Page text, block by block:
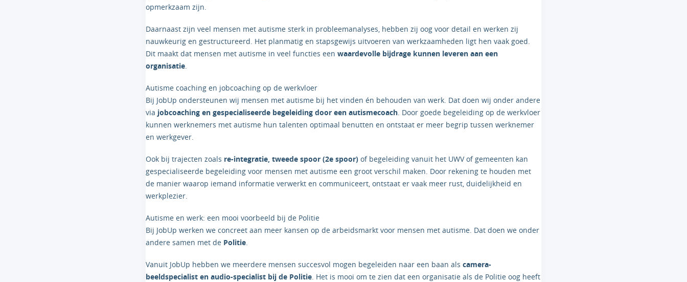
opmerkzaam zijn.
Daarnaast zijn veel mensen met autisme sterk in probleemanalyses, hebben zij oog voor detail en werken zij
nauwkeurig en gestructureerd. Het planmatig en stapsgewijs uitvoeren van werkzaamheden ligt hen vaak goed.
Dit maakt dat mensen met autisme in veel functies eenwaardevolle bijdrage kunnen leveren aan een
organisatie
Autisme coaching en jobcoaching op de werkvloer
Bij JobUp ondersteunen wij mensen met autisme bij het vinden én behouden van werk. Dat doen wij onder andere
via jobcoaching en gespecialiseerde begeleiding door een autismecoach . Door goede begeleiding op de werkvloer
kunnen werknemers met autisme hun talenten optimaal benutten en ontstaat er meer begrip tussen werknemer
en werkgever.
Ook bij trajecten zoals re-integratie, tweede spoor (2e spoor) of begeleiding vanuit het UWV of gemeenten kan
gespecialiseerde begeleiding voor mensen met autisme een groot verschil maken. Door rekening te houden met
de manier waarop iemand informatie verwerkt en communiceert, ontstaat er vaak meer rust, duidelijkheid en
werkplezier.
Autisme en werk: een mooi voorbeeld bij de Politie
Bij JobUp werken we concreet aan meer kansen op de arbeidsmarkt voor mensen met autisme. Dat doen we onder
andere samen met de Politie
Vanuit JobUp hebben we meerdere mensen succesvol mogen begeleiden naar een baan alscamera-
beeldspecialist en audio-specialist bij de Politie . Het is mooi om te zien dat een organisatie als de Politie oog heeft